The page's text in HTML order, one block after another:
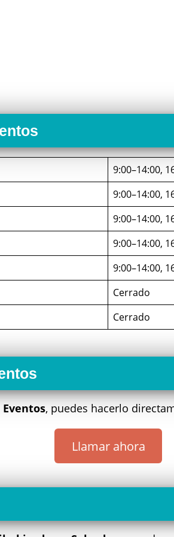
9:00–14:00,
9:00–14:00,
9:00–14:00,
9:00–14:00,
9:00–14:00,
Cerrado
Cerrado
, puedes hacerlo
Llamar ahora